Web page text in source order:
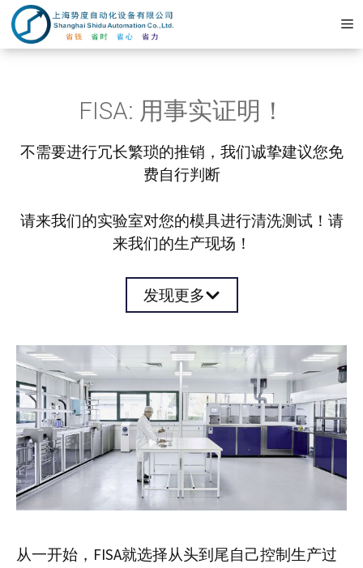
コ
ン
テ
FISA: 用事实证明！
不需要进行冗长繁琐的推销，我们诚挚建议您免
费自行判断
请来我们的实验室对您的模具进行清洗测试！请
来我们的生产现场！
发现更多
从一开始，FISA就选择从头到尾自己控制生产过